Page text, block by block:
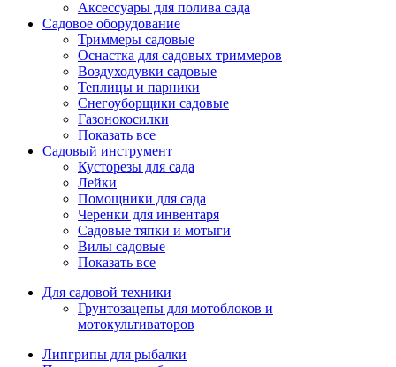
Аксессуары для полива сада
Садовое оборудование
Триммеры садовые
Оснастка для садовых триммеров
Воздуходувки садовые
Теплицы и парники
Снегоуборщики садовые
Газонокосилки
Показать все
Садовый инструмент
Кусторезы для сада
Лейки
Помощники для сада
Черенки для инвентаря
Садовые тяпки и мотыги
Вилы садовые
Показать все
Для садовой техники
Грунтозацепы для мотоблоков и
мотокультиваторов
Липгрипы для рыбалки